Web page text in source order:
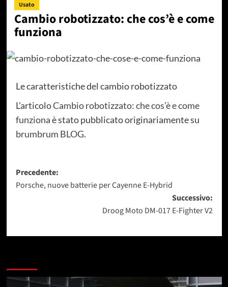
Usato
Cambio robotizzato: che cos’è e come
funziona
Le caratteristiche del cambio robotizzato
L’articoloCambio robotizzato: che cos’è e come
funzionaè stato pubblicato originariamente su
brumbrum BLOG.
Navigazione
articolo
Precedente:
Porsche, nuove batterie per Cayenne E-Hybrid
Successivo:
Droog Moto DM-017 E-Fighter V2